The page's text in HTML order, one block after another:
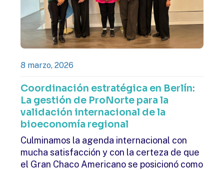
8 marzo, 2026
Coordinación estratégica en Berlín:
La gestión de ProNorte para la
validación internacional de la
bioeconomía regional
Culminamos la agenda internacional con
mucha satisfacción y con la certeza de que
el Gran Chaco Americano se posicionó como